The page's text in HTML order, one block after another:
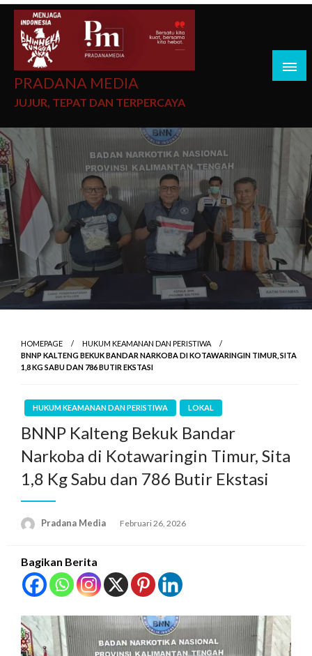
PRADANA MEDIA
JUJUR, TEPAT DAN TERPERCAYA
HOMEPAGE
HUKUM KEAMANAN DAN PERISTIWA
BNNP KALTENG BEKUK BANDAR NARKOBA DI KOTAWARINGIN TIMUR, SITA
1,8 KG SABU DAN 786 BUTIR EKSTASI
HUKUM KEAMANAN DAN PERISTIWA LOKAL
BNNP Kalteng Bekuk Bandar
Narkoba di Kotawaringin Timur, Sita
1,8 Kg Sabu dan 786 Butir Ekstasi
Pradana Media Februari 26, 2026
Bagikan Berita